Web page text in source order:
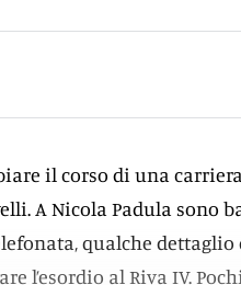
il corso di una
A Nicola Padula sono
qualche
l’esordio al Riva IV.